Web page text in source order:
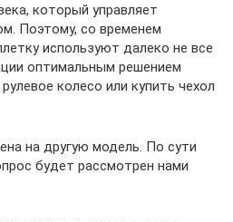
который управляет
Поэтому, со временем
используют далеко не все
оптимальным решением
колесо или купить чехол
на другую модель. По сути
будет рассмотрен нами